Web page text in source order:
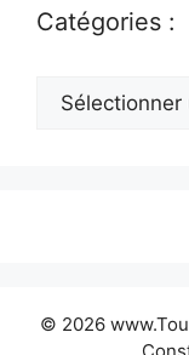
Catégories :
Catégories
© 2026